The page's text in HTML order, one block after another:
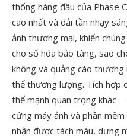
thống hàng đầu của Phase
cao nhất và dải tần nhạy
ảnh thương mại, khiến
cho số hóa bảo tàng, sao
không và quảng cáo
thể thương lượng. Tích hợp
thế mạnh quan trọng khác
cứng máy ảnh và phần
nhận được tách màu, dựng